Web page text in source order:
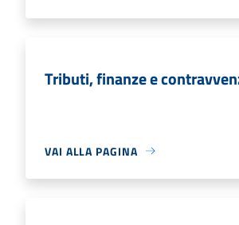
Tributi, finanze e
VAI ALLA PAGINA